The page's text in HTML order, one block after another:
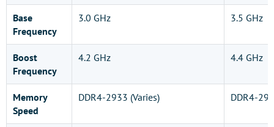
Base
Frequency
3.0 GHz 3.5 GHz
Boost
Frequency
4.2 GHz 4.4 GHz
Memory
Speed
DDR4-2933 (Varies) DDR4-